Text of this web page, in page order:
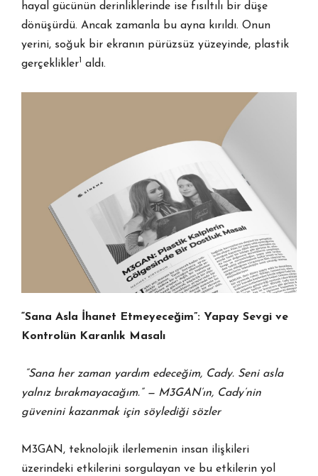
hayal gücünün derinliklerinde ise fısıltılı bir düşe
dönüşürdü. Ancak zamanla bu ayna kırıldı. Onun
yerini, soğuk bir ekranın pürüzsüz yüzeyinde, plastik
gerçeklikler1 aldı.
“Sana Asla İhanet Etmeyeceğim”: Yapay Sevgi ve
Kontrolün Karanlık Masalı
“Sana her zaman yardım edeceğim, Cady. Seni asla
yalnız bırakmayacağım.” — M3GAN’ın, Cady’nin
güvenini kazanmak için söylediği sözler
M3GAN, teknolojik ilerlemenin insan ilişkileri
üzerindeki etkilerini sorgulayan ve bu etkilerin yol